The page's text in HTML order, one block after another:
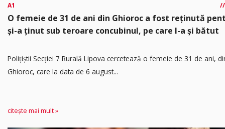
A1
O femeie de 31 de ani din Ghioroc a fost reținută
și-a ținut sub teroare concubinul, pe care l-a și bătut
​Polițiștii Secției 7 Rurală Lipova cercetează o femeie de 31 de ani,
Ghioroc, care la data de 6 august...
citește mai mult »